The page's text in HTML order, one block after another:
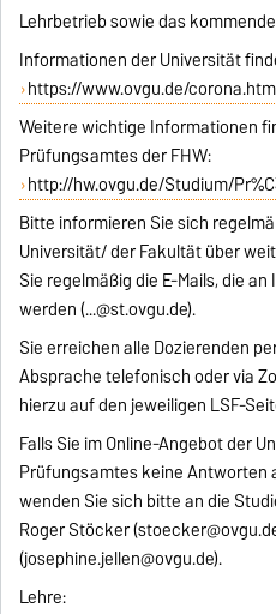
Lehrbetrieb sowie das
Informationen der Universität
https://www.ovgu.de/
Weitere wichtige Informationen
Prüfungsamtes der FHW:
http://hw.ovgu.de/Studium/
Bitte informieren Sie sich
Universität/ der Fakultät über
Sie regelmäßig die E-Mails, die
werden (...@st.ovgu.de).
Sie erreichen alle Dozierenden
Absprache telefonisch oder via
hierzu auf den jeweiligen LSF-
Falls Sie im Online-Angebot der
Prüfungsamtes keine Antworten
wenden Sie sich bitte an die
Roger Stöcker
(josephine.jellen@ovgu.de).
Lehre: